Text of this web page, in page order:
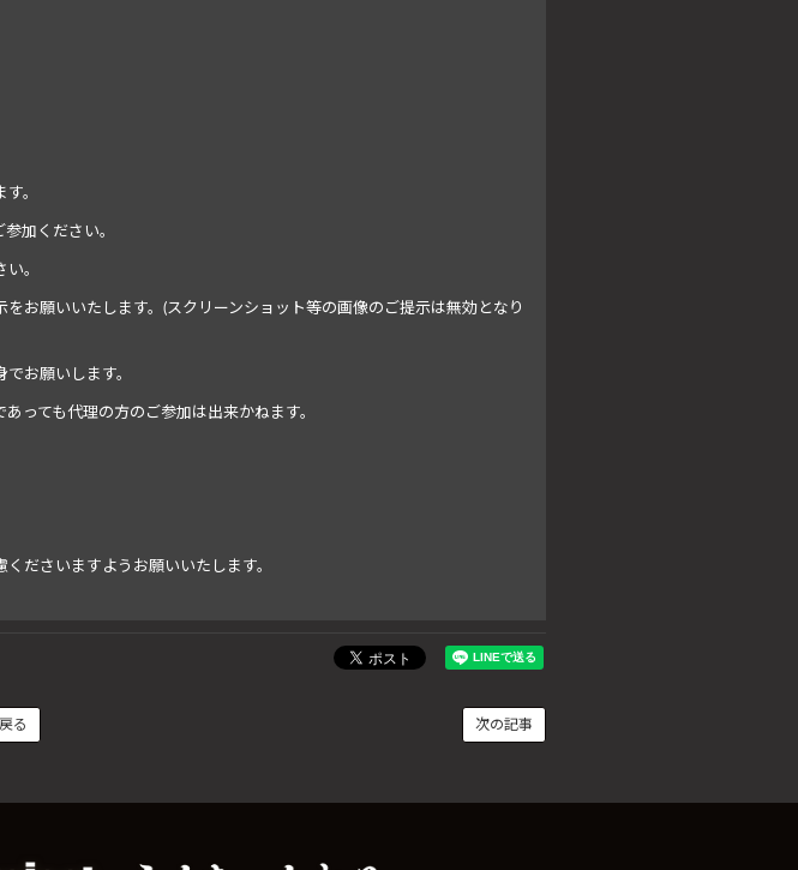
。
加ください。
。
お願いいたします。(スクリーンショット等の画像のご提示は無効となり
お願いします。
っても代理の方のご参加は出来かねます。
ださいますようお願いいたします。
る 次の記事